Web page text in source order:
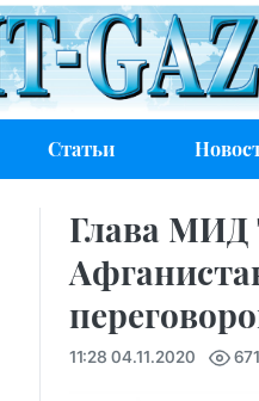
Статьи
Глава МИД
11:28 04.11.2020